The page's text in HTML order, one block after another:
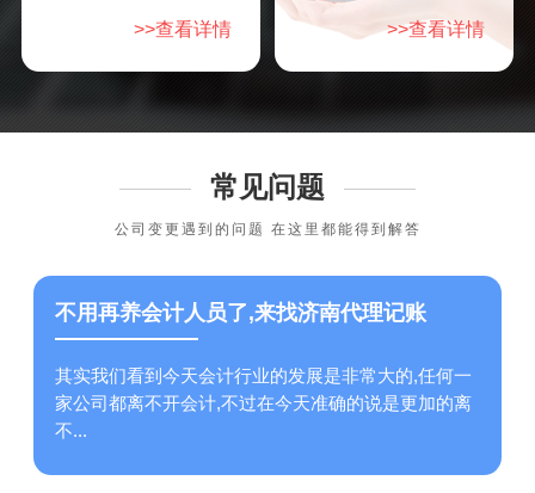
>>查看详情 >>查看详情
常见问题
公司变更遇到的问题 在这里都能得到解答
不用再养会计人员了,来找济南代理记账
其实我们看到今天会计行业的发展是非常大的,任何一
家公司都离不开会计,不过在今天准确的说是更加的离
不...